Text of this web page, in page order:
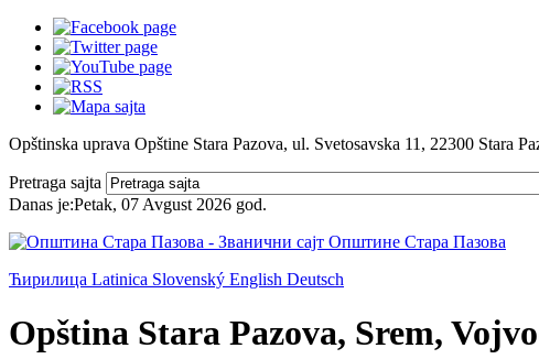
Opštinska uprava Opštine Stara Pazova, ul. Svetosavska 11, 22300 Stara
Pretraga sajta
Danas je:Petak, 07 Avgust 2026 god.
Ћирилица Latinica Slovenský English Deutsch
Opština Stara Pazova, Srem,